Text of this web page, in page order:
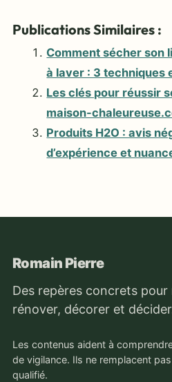
Publications Similaires :
Comment sécher son
à laver : 3 techniques
Les clés pour réussir
maison-
Produits H2O : avis
d’expérience et
Romain Pierre
Des repères concrets pour
rénover, décorer et
Les contenus aident à
de vigilance. Ils ne remplacent pas
qualifié.